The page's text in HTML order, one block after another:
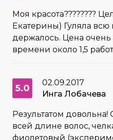
Моя красота????????
Екатерины) Гуляла всю
держалось. Цена
времени около 1,5
5.0
02.09.2017
Инга Лобачева
Результатом довольна!
всей длине волос,
фиолетовый